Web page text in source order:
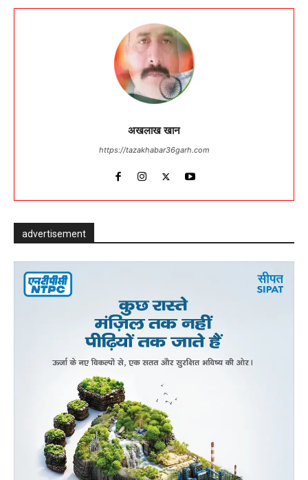
अखलाख खान
https://tazakhabar36garh.com
advertisement